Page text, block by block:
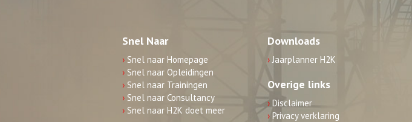
Snel Naar
› Snel naar Homepage
› Snel naar Opleidingen
› Snel naar Trainingen
› Snel naar Consultancy
› Snel naar H2K doet meer
Downloads
› Jaarplanner H2K
Overige links
› Disclaimer
› Privacy verklaring